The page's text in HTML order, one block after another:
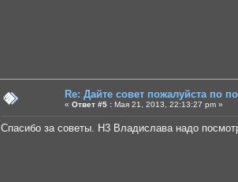
Re: Дайте совет пожалуйста по
« Ответ #5 : Мая 21, 2013, 22:13:27 pm »
Спасибо за советы. Н3 Владислава надо